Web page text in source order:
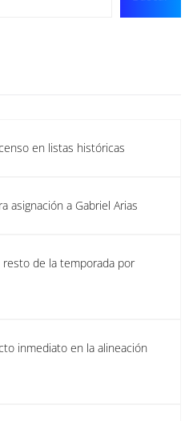
en listas históricas
asignación a Gabriel Arias
resto de la temporada por
inmediato en la alineación